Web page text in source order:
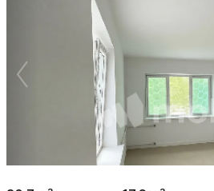
1
/